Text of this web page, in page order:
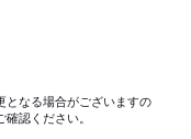
となる場合がございますの
認ください。